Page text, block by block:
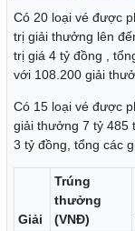
Có 20 loại vé được
trị giải thưởng lên
trị giá 4 tỷ đồng ,
với 108.200 giải
Có 15 loại vé được
giải thưởng 7 tỷ 485
3 tỷ đồng, tổng các
Giải
Trúng
thưởng
(VNĐ)